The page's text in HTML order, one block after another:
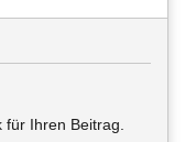
für Ihren Beitrag.